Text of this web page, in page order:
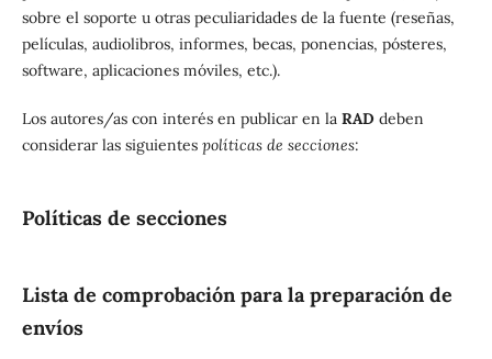
sobre el soporte u otras peculiaridades de la fuente (reseñas,
películas, audiolibros, informes, becas, ponencias, pósteres,
software, aplicaciones móviles, etc.).
Los autores/as con interés en publicar en la RAD deben
considerar las siguientes políticas de secciones:
Políticas de secciones
Lista de comprobación para la preparación de
envíos